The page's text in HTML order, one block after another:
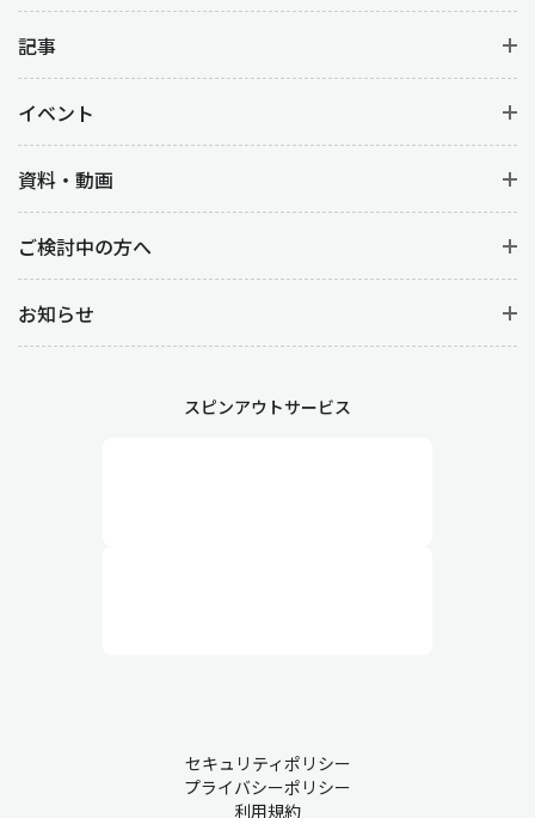
記事
イベント
資料・動画
ご検討中の方へ
お知らせ
スピンアウトサービス
セキュリティポリシー
プライバシーポリシー
利用規約